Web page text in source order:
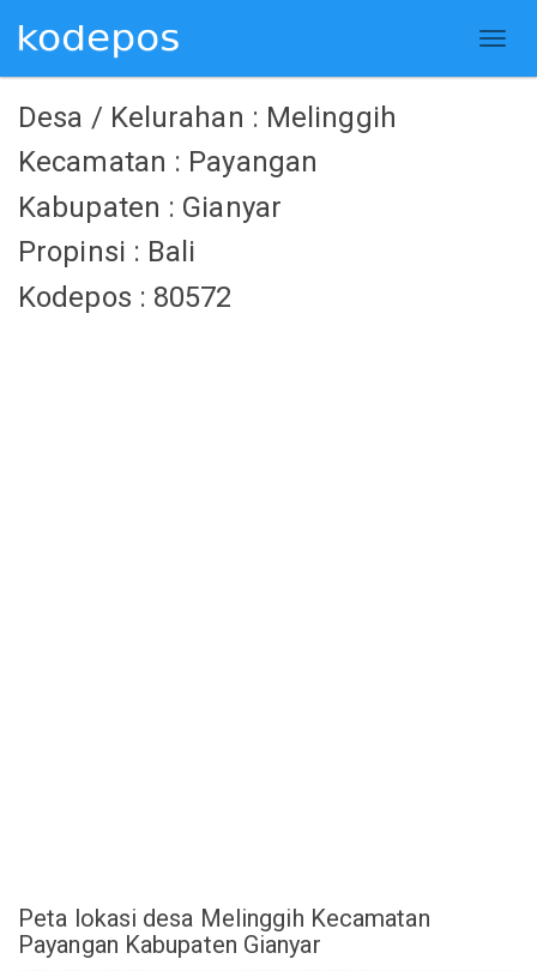
Desa / Kelurahan : Melinggih
Kecamatan : Payangan
Kabupaten : Gianyar
Propinsi : Bali
Kodepos : 80572
Peta lokasi desa Melinggih Kecamatan
Payangan Kabupaten Gianyar